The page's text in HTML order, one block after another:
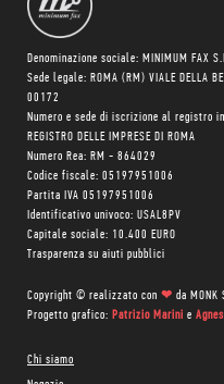
Denominazione sociale: MINIMUM FAX
Sede legale: ROMA (RM) VIALE DELLA
00172
Numero e sede di iscrizione al
REGISTRO DELLE IMPRESE DI ROMA
Numero Rea: RM - 864029
Codice fiscale: 05197951006
Partita IVA 05197951006
Identificativo univoco: USAL8PV
Capitale sociale: 10.400 EURO
Trasparenza su aiuti pubblici
Copyright © realizzato con ❤ da
Progetto grafico: Patrizio Marini e
Chi siamo